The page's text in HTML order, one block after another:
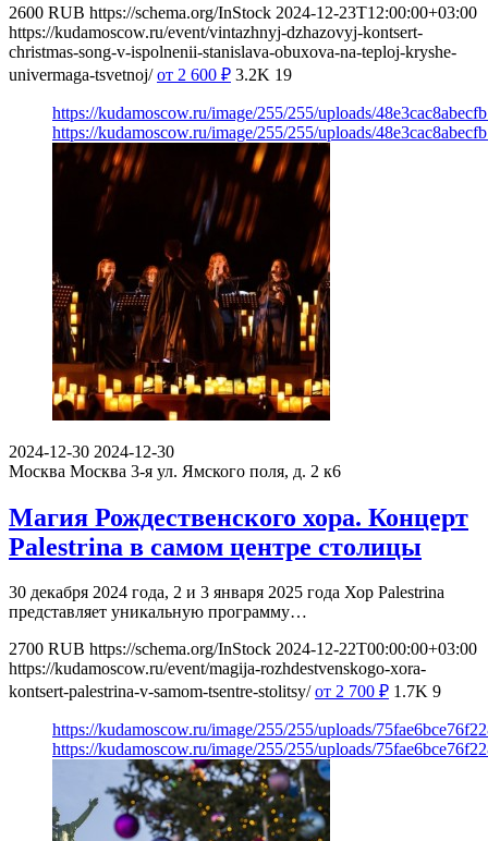
2600 RUB https://schema.org/InStock 2024-12-23T12:00:00+03:00
https://kudamoscow.ru/event/vintazhnyj-dzhazovyj-kontsert-
christmas-song-v-ispolnenii-stanislava-obuxova-na-teploj-kryshe-
univermaga-tsvetnoj/ от 2 600 ₽ 3.2K 19
https://kudamoscow.ru/image/255/255/uploads/
https://kudamoscow.ru/image/255/255/uploads/
2024-12-30 2024-12-30
Москва Москва 3-я ул. Ямского поля, д. 2 к6
Магия Рождественского хора. Концерт
Palestrina в самом центре столицы
30 декабря 2024 года, 2 и 3 января 2025 года Хор Palestrina
представляет уникальную программу…
2700 RUB https://schema.org/InStock 2024-12-22T00:00:00+03:00
https://kudamoscow.ru/event/magija-rozhdestvenskogo-xora-
kontsert-palestrina-v-samom-tsentre-stolitsy/ от 2 700 ₽ 1.7K 9
https://kudamoscow.ru/image/255/255/uploads/
https://kudamoscow.ru/image/255/255/uploads/